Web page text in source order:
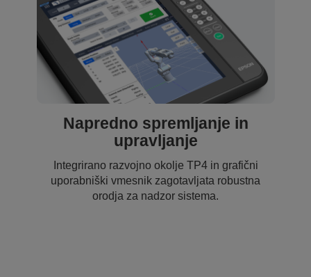
Napredno spremljanje in
upravljanje
Integrirano razvojno okolje TP4 in grafični
uporabniški vmesnik zagotavljata robustna
orodja za nadzor sistema.